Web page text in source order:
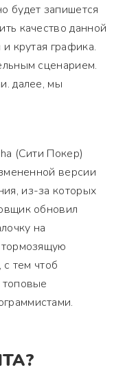
будет запишется
качество данной
крутая графика.
сценарием.
далее, мы
(Сити Покер)
версии
из-за которых
обновил
на
тормозящую
тем чтоб